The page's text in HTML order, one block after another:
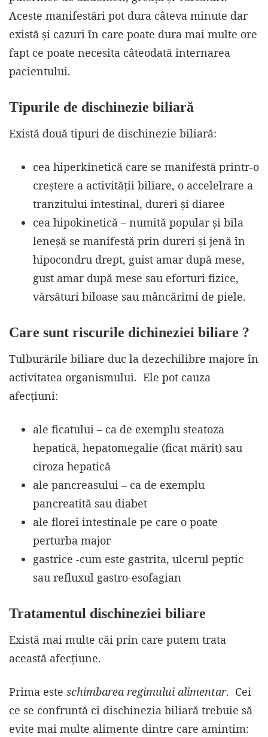
Aceste manifestări pot dura câteva minute dar
există și cazuri în care poate dura mai multe ore
fapt ce poate necesita câteodată internarea
pacientului.
Tipurile de dischinezie biliară
Există două tipuri de dischinezie biliară:
cea hiperkinetică care se manifestă printr-o
creștere a activității biliare, o accelelrare a
tranzitului intestinal, dureri și diaree
cea hipokinetică – numită popular și bila
leneșă se manifestă prin dureri și jenă în
hipocondru drept, guist amar după mese,
gust amar după mese sau eforturi fizice,
vărsături biloase sau mâncărimi de piele.
Care sunt riscurile dichineziei biliare ?
Tulburările biliare duc la dezechilibre majore în
activitatea organismului. Ele pot cauza
afecțiuni:
ale ficatului – ca de exemplu steatoza
hepatică, hepatomegalie (ficat mărit) sau
ciroza hepatică
ale pancreasului – ca de exemplu
pancreatită sau diabet
ale florei intestinale pe care o poate
perturba major
gastrice -cum este gastrita, ulcerul peptic
sau refluxul gastro-esofagian
Tratamentul dischineziei biliare
Există mai multe căi prin care putem trata
această afecțiune.
Prima este schimbarea regimului alimentar. Cei
ce se confruntă ci dischinezia biliară trebuie să
evite mai multe alimente dintre care amintim: